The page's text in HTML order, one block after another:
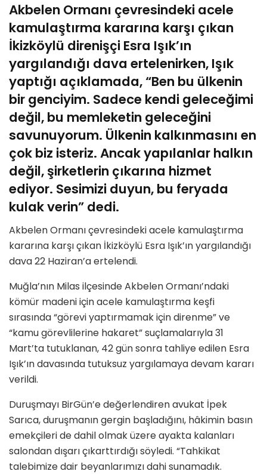
Akbelen Ormanı çevresindeki acele
kamulaştırma kararına karşı çıkan
İkizköylü direnişçi Esra Işık’ın
yargılandığı dava ertelenirken, Işık
yaptığı açıklamada, “Ben bu ülkenin
bir genciyim. Sadece kendi geleceğimi
değil, bu memleketin geleceğini
savunuyorum. Ülkenin kalkınmasını en
çok biz isteriz. Ancak yapılanlar halkın
değil, şirketlerin çıkarına hizmet
ediyor. Sesimizi duyun, bu feryada
kulak verin” dedi.
Akbelen Ormanı çevresindeki acele kamulaştırma
kararına karşı çıkan İkizköylü Esra Işık’ın yargılandığı
dava 22 Haziran’a ertelendi.
Muğla’nın Milas ilçesinde Akbelen Ormanı’ndaki
kömür madeni için acele kamulaştırma keşfi
sırasında “görevi yaptırmamak için direnme” ve
“kamu görevlilerine hakaret” suçlamalarıyla 31
Mart’ta tutuklanan, 42 gün sonra tahliye edilen Esra
Işık’ın davasında tutuksuz yargılamaya devam kararı
verildi.
Duruşmayı BirGün’e değerlendiren avukat İpek
Sarıca, duruşmanın gergin başladığını, hâkimin basın
emekçileri de dahil olmak üzere ayakta kalanları
salondan dışarı çıkarttırdığı söyledi. “Tahkikat
talebimize dair beyanlarımızı dahi sunamadık.